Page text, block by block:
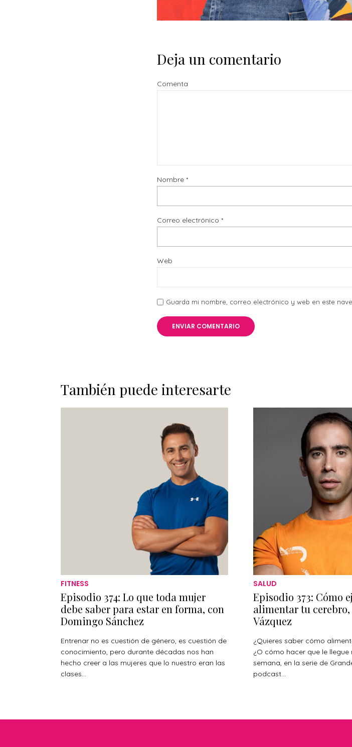
Deja un comentario
Comenta
Nombre *
Correo electrónico *
Web
Guarda mi nombre, correo electrónico y web en este
También puede interesarte
FITNESS
Episodio 374: Lo que toda mujer
debe saber para estar en forma, con
Domingo Sánchez
Entrenar no es cuestión de género, es cuestión de
conocimiento, pero durante décadas nos han
hecho creer a las mujeres que lo nuestro eran las
clases...
SALUD
Episodio 373: Cómo
alimentar tu cerebro,
Vázquez
¿Quieres saber cómo
¿O cómo hacer que le llegue
semana, en la serie de
podcast...